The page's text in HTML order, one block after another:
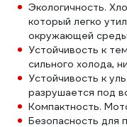
Экологичность.
который легко
окружающей
Устойчивость к
сильного холода,
Устойчивость к
разрушается под
Компактность.
Безопасность для